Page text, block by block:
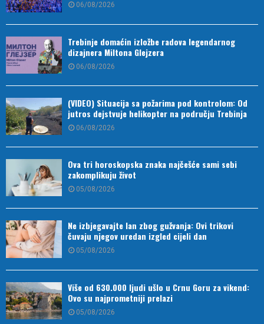
06/08/2026
Trebinje domaćin izložbe radova legendarnog
dizajnera Miltona Glejzera
06/08/2026
(VIDEO) Situacija sa požarima pod kontrolom: Od
jutros dejstvuje helikopter na području Trebinja
06/08/2026
Ova tri horoskopska znaka najčešće sami sebi
zakomplikuju život
05/08/2026
Ne izbjegavajte lan zbog gužvanja: Ovi trikovi
čuvaju njegov uredan izgled cijeli dan
05/08/2026
Više od 630.000 ljudi ušlo u Crnu Goru za vikend:
Ovo su najprometniji prelazi
05/08/2026